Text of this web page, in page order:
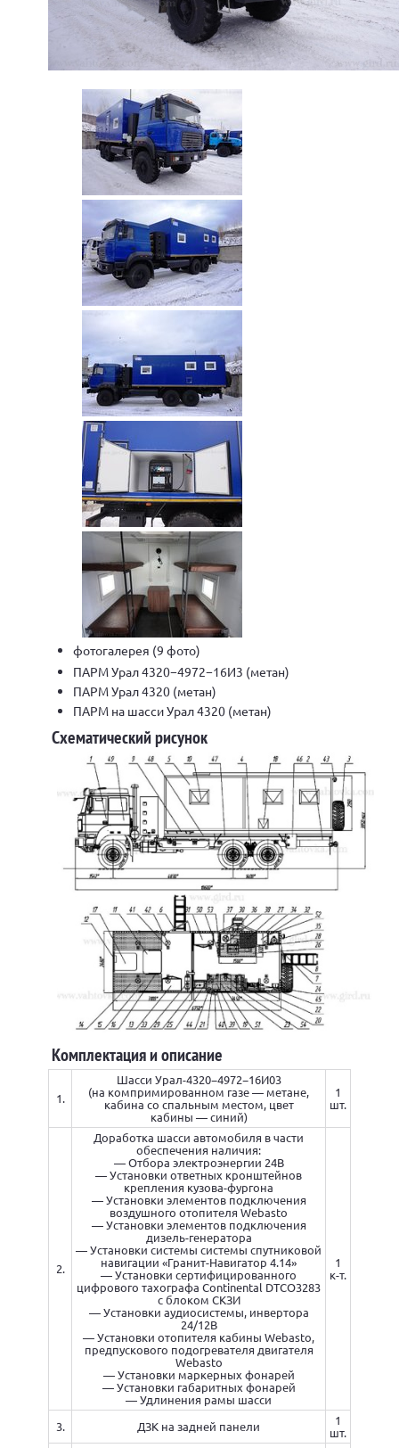
фотогалерея (9 фото)
ПАРМ Урал 4320−4972−16И3 (метан)
ПАРМ Урал 4320 (метан)
ПАРМ на шасси Урал 4320 (метан)
Схематический рисунок
Комплектация и описание
1.
Шасси Урал-4320−4972−16И03
(на компримированном газе — метане,
кабина со спальным местом, цвет
кабины — синий)
1
шт.
2.
Доработка шасси автомобиля в части
обеспечения наличия:
— Отбора электроэнергии 24В
— Установки ответных кронштейнов
крепления кузова-фургона
— Установки элементов подключения
воздушного отопителя Webasto
— Установки элементов подключения
дизель-генератора
— Установки системы системы спутниковой
навигации «Гранит-Навигатор 4.14»
— Установки сертифицированного
цифрового тахографа Continental DTCO3283
с блоком СКЗИ
— Установки аудиосистемы, инвертора
24/12В
— Установки отопителя кабины Webasto,
предпускового подогревателя двигателя
Webasto
— Установки маркерных фонарей
— Установки габаритных фонарей
— Удлинения рамы шасси
1
к-т.
3. ДЗК на задней панели
1
шт.